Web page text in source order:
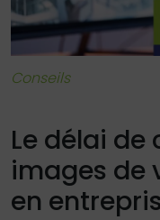
Conseils
Le délai de
images de
en